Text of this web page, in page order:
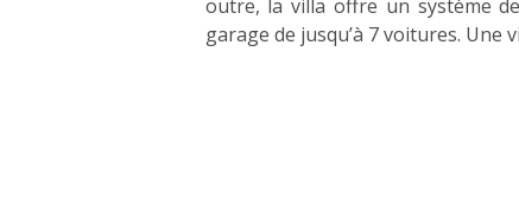
outre, la villa offre un système
garage de jusqu’à 7 voitures. Une